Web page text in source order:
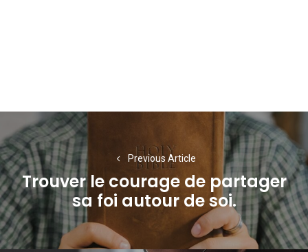
Navigation
de
l’article
Previous Article
Previous
post:
Trouver le courage de partager
sa foi autour de soi.